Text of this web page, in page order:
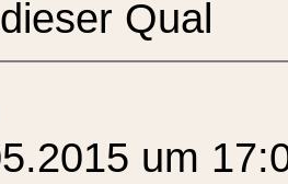
Qual
um